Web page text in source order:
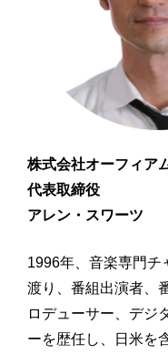
株式会社オーフィア
代表取締役
アレン・スワーツ
1996年、音楽専門チ
渡り、番組出演者、
ロデューサー、デジ
ーを歴任し、日米を